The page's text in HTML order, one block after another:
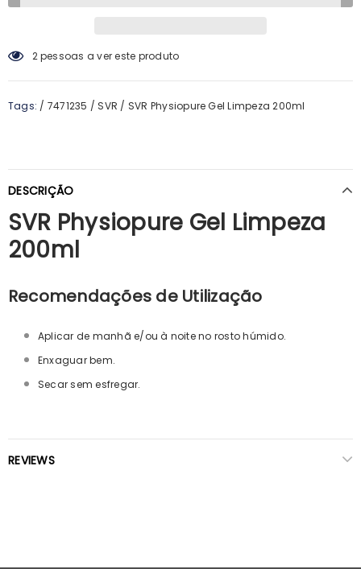
2pessoas a ver este produto
Tags: / 7471235 / SVR / SVR Physiopure Gel Limpeza 200ml
DESCRIÇÃO
SVR Physiopure Gel Limpeza
200ml
Recomendações de Utilização
Aplicar de manhã e/ou à noite no rosto húmido.
Enxaguar bem.
Secar sem esfregar.
REVIEWS